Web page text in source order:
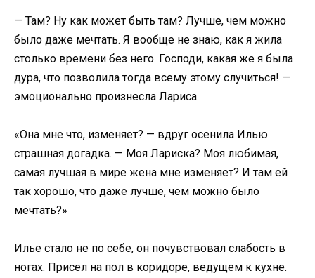
— Там? Ну как может быть там? Лучше, чем можно
было даже мечтать. Я вообще не знаю, как я жила
столько времени без него. Господи, какая же я была
дура, что позволила тогда всему этому случиться! —
эмоционально произнесла Лариса.
«Она мне что, изменяет? — вдруг осенила Илью
страшная догадка. — Моя Лариска? Моя любимая,
самая лучшая в мире жена мне изменяет? И там ей
так хорошо, что даже лучше, чем можно было
мечтать?»
Илье стало не по себе, он почувствовал слабость в
ногах. Присел на пол в коридоре, ведущем к кухне.